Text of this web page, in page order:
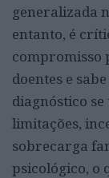
generalizada
entanto, é
compromisso
doentes e
diagnóstico
limitações,
sobrecarga
psicológico, o